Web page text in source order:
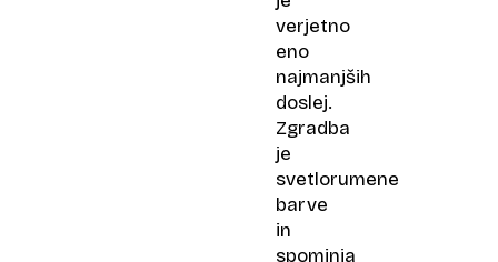
verjetno
eno
najmanjših
doslej.
Zgradba
je
svetlorumene
barve
in
spominja